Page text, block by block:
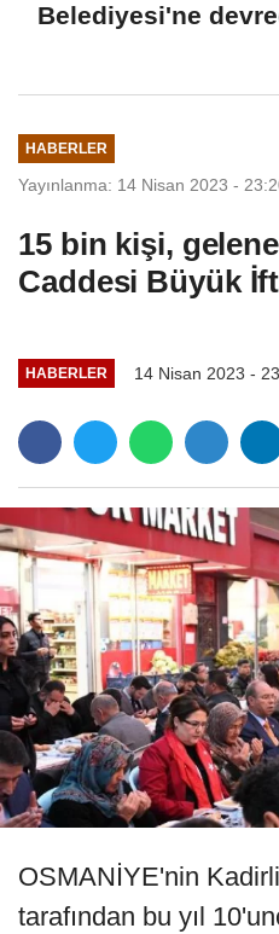
Belediyesi'ne
HABERLER
Yayınlanma: 14 Nisan 2023 -
15 bin kişi,
Caddesi Büyük
HABERLER 14 Nisan 2023 -
OSMANİYE'nin
tarafından bu yıl